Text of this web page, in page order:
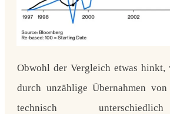
Obwohl der Vergleich etwas hinkt,
durch unzählige Übernahmen
technisch